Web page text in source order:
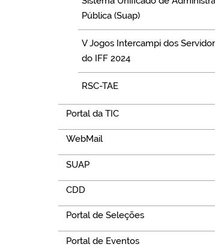
Pública (Suap)
V Jogos Intercampi dos
do IFF 2024
RSC-TAE
Portal da TIC
WebMail
SUAP
CDD
Portal de Seleções
Portal de Eventos